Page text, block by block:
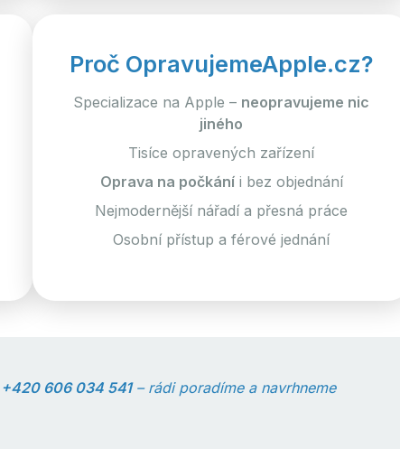
Proč OpravujemeApple.cz?
Specializace na Apple – neopravujeme nic
jiného
Tisíce opravených zařízení
Oprava na počkáníi bez objednání
Nejmodernější nářadí a přesná práce
Osobní přístup a férové jednání
+420 606 034 541– rádi poradíme a navrhneme